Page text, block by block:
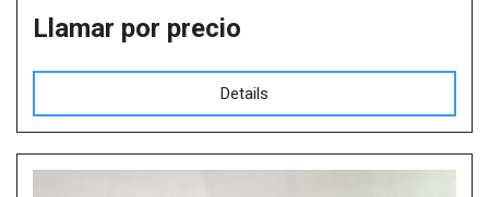
Llamar por precio
Details